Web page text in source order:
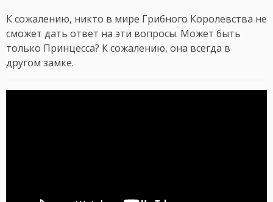
К сожалению, никто в мире Грибного Королевства не
сможет дать ответ на эти вопросы. Может быть
только Принцесса? К сожалению, она всегда в
другом замке.